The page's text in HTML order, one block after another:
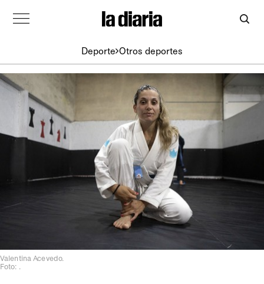
Deporte Otros deportes
Valentina Acevedo.
Foto: .